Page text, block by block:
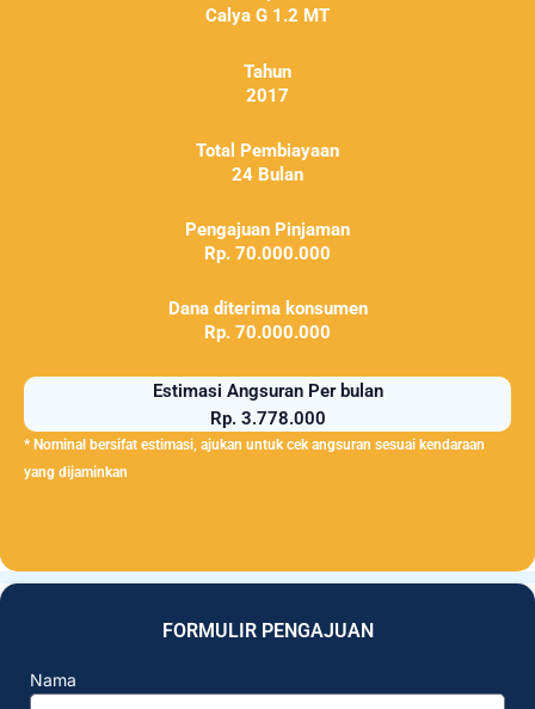
Calya G 1.2 MT
Tahun
2017
Total Pembiayaan
24 Bulan
Pengajuan Pinjaman
Rp. 70.000.000
Dana diterima konsumen
Rp. 70.000.000
Estimasi Angsuran Per bulan
Rp. 3.778.000
* Nominal bersifat estimasi, ajukan untuk cek angsuran sesuai kendaraan
yang dijaminkan
FORMULIR PENGAJUAN
Nama